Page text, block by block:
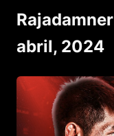
abril, 2024